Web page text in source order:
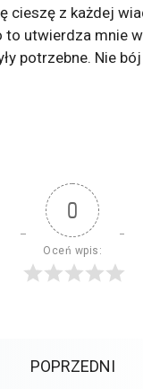
cieszę z każdej
to utwierdza mnie
potrzebne. Nie
0
Oceń wpis:
POPRZEDNI